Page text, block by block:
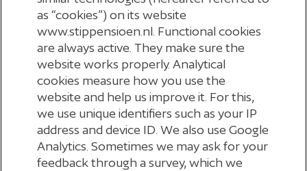
pensioen in een keer hebt afgekocht? Dan vragen
we je het te veel ontvangen bedrag terug te
betalen.
langzaam kunnen invoeren. Zo heb je tijd om
financieel aan het lagere bedrag te wennen.
Wat kun je zelf doen?
Zorg dat je gegevens bij ons kloppen, zodat wij je
pensioen goed kunnen berekenen. Controleer elk
jaar op je pensioenoverzicht of je persoonlijke
as “cookies”) on its website
www.stippensioen.nl. Functional cookies
are always active. They make sure the
website works properly. Analytical
cookies measure how you use the
website and help us improve it. For this,
we use unique identifiers such as your IP
address and device ID. We also use Google
Analytics. Sometimes we may ask for your
feedback through a survey, which we